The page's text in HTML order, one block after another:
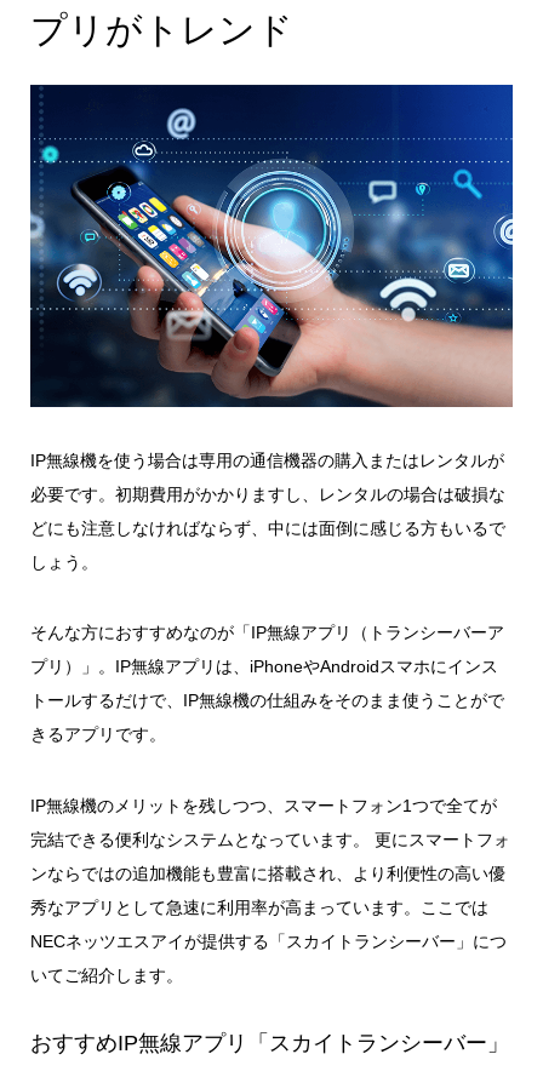
プリがトレンド
IP無線機を使う場合は専用の通信機器の購入またはレンタルが
必要です。初期費用がかかりますし、レンタルの場合は破損な
どにも注意しなければならず、中には面倒に感じる方もいるで
しょう。
そんな方におすすめなのが「IP無線アプリ（トランシーバーア
プリ）」。IP無線アプリは、iPhoneやAndroidスマホにインス
トールするだけで、IP無線機の仕組みをそのまま使うことがで
きるアプリ です。
IP無線機のメリットを残しつつ、スマートフォン1つで全てが
完結できる便利なシステムとなっています。 更にスマートフォ
ンならではの追加機能も豊富に搭載され、より利便性の高い優
秀なアプリとして急速に利用率が高まっています。ここでは
NECネッツエスアイが提供する「スカイトランシーバー」 につ
いてご紹介します。
おすすめIP無線アプリ「スカイトランシーバー」